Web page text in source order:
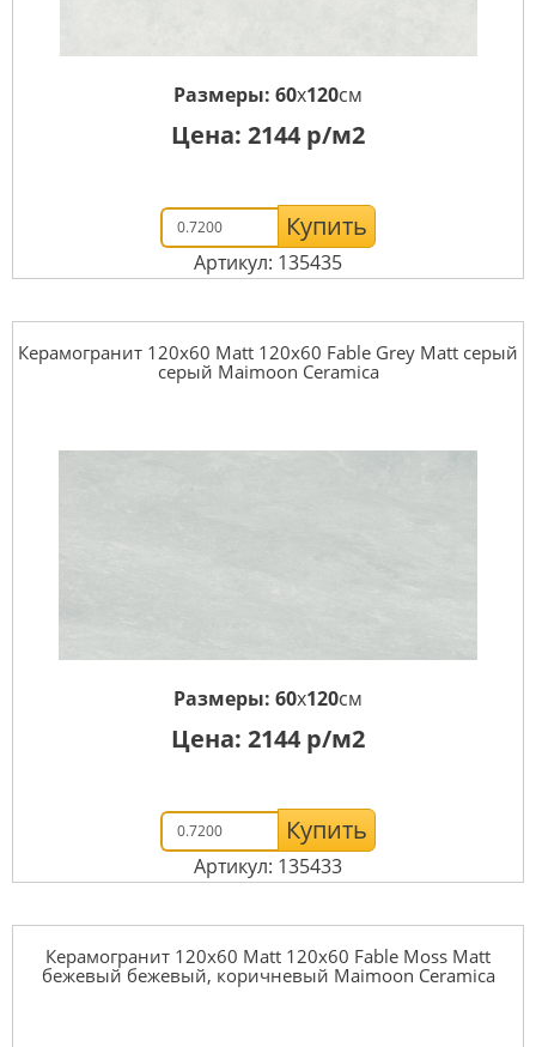
Размеры: 60x120см
Цена: 2144 р/м2
Купить
Артикул: 135435
Керамогранит 120x60 Matt 120x60 Fable Grey Matt серый
серый Maimoon Ceramica
Размеры: 60x120см
Цена: 2144 р/м2
Купить
Артикул: 135433
Керамогранит 120x60 Matt 120x60 Fable Moss Matt
бежевый бежевый, коричневый Maimoon Ceramica